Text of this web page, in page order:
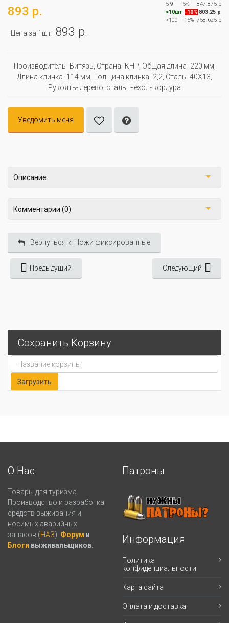
893 р.
Цена за 1шт: 893 р.
5-9
-5%
847.875 р
>10шт -10% 803.25 р
>100
-15% 758.625 р
Производитель- Витязь, Страна- КНР, Oбщая длина- 220 мм,
Длина клинка- 114 мм, Толщина клинка- 2,2, Сталь- 40Х13,
Рукоять- дерево, сталь, Чехол- кордура
Уведомить меня
Описание
Комментарии (0)
Вернуться к: Ножи фиксированные
Предыдущий Следующий
Сохранить Корзину
О Нас
Товары для туризма.
Производство и разработка
средств выживания и
носимых аварийных
запасов (НАЗ). Форум и
Блоги выживальщиков.
Патроны
Информация
Политика
конфиденциальности
Карта сайта
Оплата и доставка